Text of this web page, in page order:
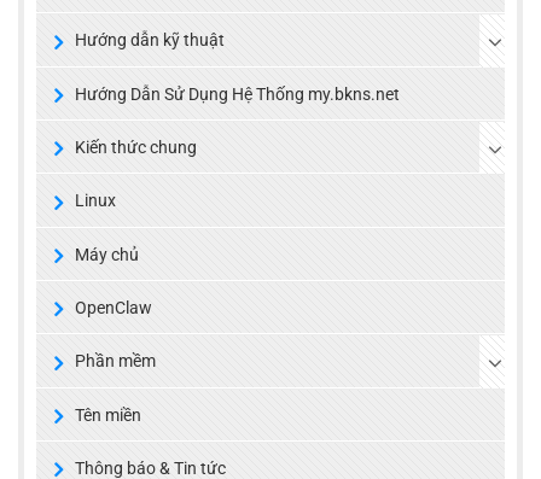
Hướng dẫn kỹ thuật
Hướng Dẫn Sử Dụng Hệ Thống my.bkns.net
Kiến thức chung
Linux
Máy chủ
OpenClaw
Phần mềm
Tên miền
Thông báo & Tin tức